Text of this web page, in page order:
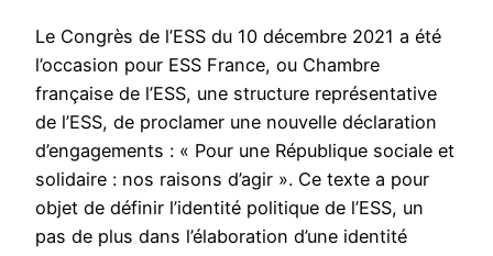
Le Congrès de l’ESS du 10 décembre 2021 a été
l’occasion pour ESS France, ou Chambre
française de l’ESS, une structure représentative
de l’ESS, de proclamer une nouvelle déclaration
d’engagements : « Pour une République sociale et
solidaire : nos raisons d’agir ». Ce texte a pour
objet de définir l’identité politique de l’ESS, un
pas de plus dans l’élaboration d’une identité